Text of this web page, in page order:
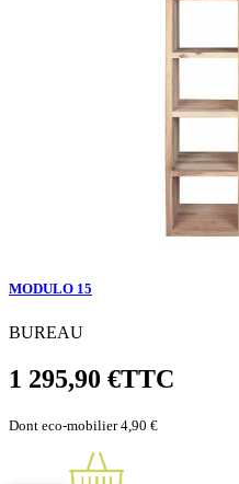
MODULO 15
BUREAU
1 295,90 €TTC
Dont eco-mobilier 4,90 €